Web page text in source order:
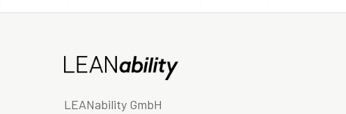
LEANability GmbH